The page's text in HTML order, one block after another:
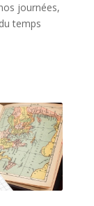
journées,
temps